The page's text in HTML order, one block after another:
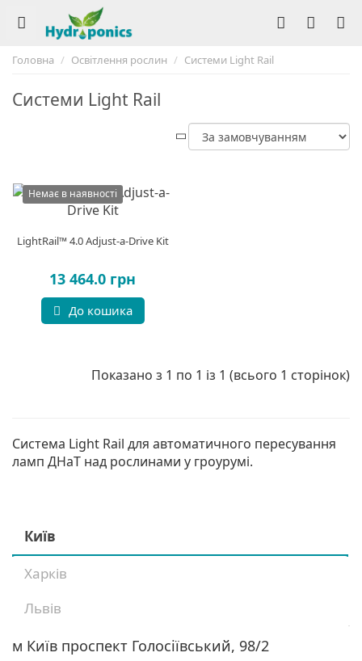
Головна Освітлення рослин Системи Light Rail
Системи Light Rail
Немає в наявності
LightRail™ 4.0 Adjust-a-Drive Kit
13 464.0 грн
До кошика
Показано з 1 по 1 із 1 (всього 1 сторінок)
Система Light Rail для автоматичного пересування
ламп ДНаТ над рослинами у гроурумі.
Київ
Харків
Львів
м Київ проспект Голосіївський, 98/2